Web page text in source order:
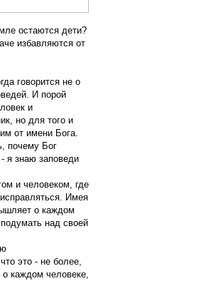
остаются дети?
избавляются от
говорится не о
И порой
и
но для того и
от имени Бога.
почему Бог
я знаю заповеди
и человеком, где
Имея
о каждом
над своей
это - не более,
каждом человеке,